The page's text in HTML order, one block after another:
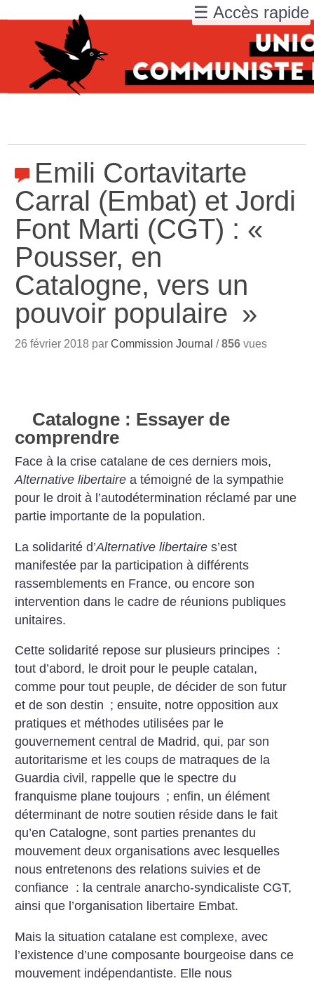
Emili Cortavitarte
Carral (Embat) et Jordi
Font Marti (CGT) : «
Pousser, en
Catalogne, vers un
pouvoir populaire »
26 février 2018 parCommission Journal /856 vues
Catalogne : Essayer de
comprendre
Face à la crise catalane de ces derniers mois,
Alternative libertaire a témoigné de la sympathie
pour le droit à l’autodétermination réclamé par une
partie importante de la population.
La solidarité d’Alternative libertaire s’est
manifestée par la participation à différents
rassemblements en France, ou encore son
intervention dans le cadre de réunions publiques
unitaires.
Cette solidarité repose sur plusieurs principes :
tout d’abord, le droit pour le peuple catalan,
comme pour tout peuple, de décider de son futur
et de son destin ; ensuite, notre opposition aux
pratiques et méthodes utilisées par le
gouvernement central de Madrid, qui, par son
autoritarisme et les coups de matraques de la
Guardia civil, rappelle que le spectre du
franquisme plane toujours ; enfin, un élément
déterminant de notre soutien réside dans le fait
qu’en Catalogne, sont parties prenantes du
mouvement deux organisations avec lesquelles
nous entretenons des relations suivies et de
confiance : la centrale anarcho-syndicaliste CGT,
ainsi que l’organisation libertaire Embat.
Mais la situation catalane est complexe, avec
l’existence d’une composante bourgeoise dans ce
mouvement indépendantiste. Elle nous
☰ Accès rapide